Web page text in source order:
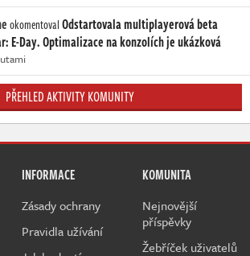
okomentovalOdstartovala multiplayerová beta
E-Day. Optimalizace na konzolích je ukázková
PŘEHLED AKTIVITY KOMUNITY
INFORMACE
Zásady ochrany
Pravidla užívání
KOMUNITA
Nejnovější
příspěvky
Žebříček uživatelů